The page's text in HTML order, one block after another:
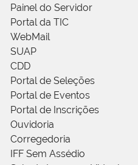
Painel do Servidor
Portal da TIC
WebMail
SUAP
CDD
Portal de Seleções
Portal de Eventos
Portal de Inscrições
Ouvidoria
Corregedoria
IFF Sem Assédio